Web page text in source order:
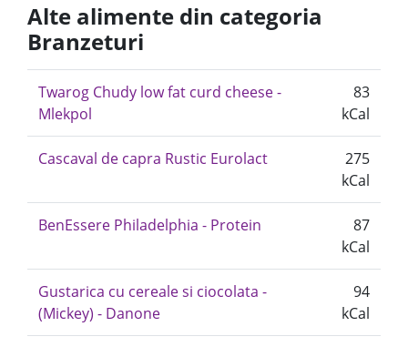
Alte alimente din categoria
Branzeturi
Twarog Chudy low fat curd cheese -
Mlekpol
83
kCal
Cascaval de capra Rustic Eurolact
275
kCal
BenEssere Philadelphia - Protein
87
kCal
Gustarica cu cereale si ciocolata -
(Mickey) - Danone
94
kCal